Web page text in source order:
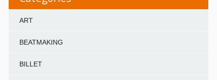
ART
BEATMAKING
BILLET